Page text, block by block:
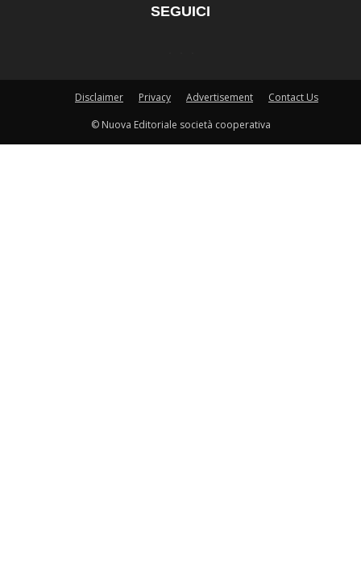
SEGUICI
Disclaimer Privacy Advertisement
Contact Us
© Nuova Editoriale società cooperativa